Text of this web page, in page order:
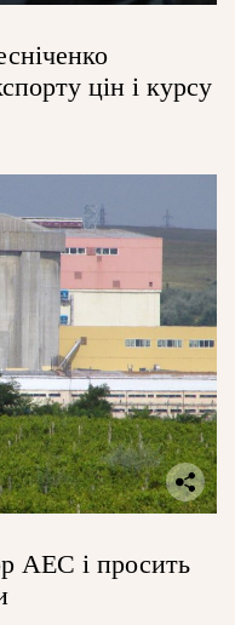
цін і курсу
АЕС і просить